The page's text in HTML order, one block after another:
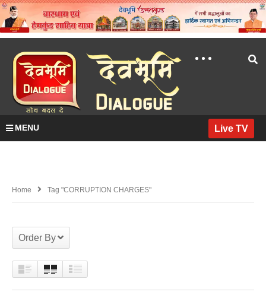
MENU Live TV
Home Tag "CORRUPTION CHARGES"
Order By